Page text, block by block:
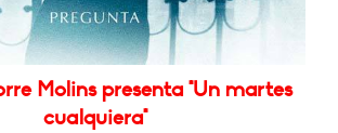
Molins presenta "Un martes
cualquiera"